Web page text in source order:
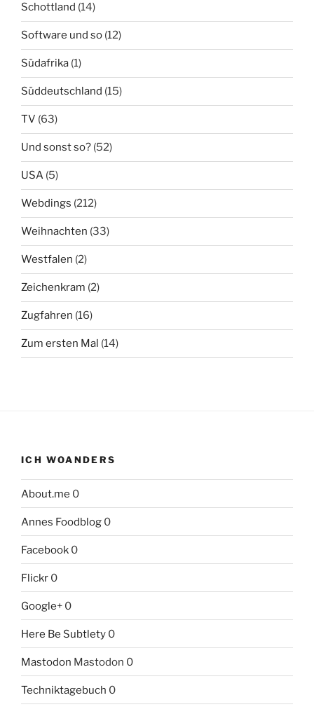
Schottland (14)
Software und so (12)
Südafrika (1)
Süddeutschland (15)
TV (63)
Und sonst so? (52)
USA (5)
Webdings (212)
Weihnachten (33)
Westfalen (2)
Zeichenkram (2)
Zugfahren (16)
Zum ersten Mal (14)
ICH WOANDERS
About.me 0
Annes Foodblog 0
Facebook 0
Flickr 0
Google+ 0
Here Be Subtlety 0
Mastodon Mastodon 0
Techniktagebuch 0